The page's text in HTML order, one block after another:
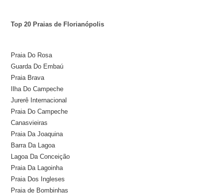
Top 20 Praias de Florianópolis
Praia Do Rosa
Guarda Do Embaú
Praia Brava
Ilha Do Campeche
Jurerê Internacional
Praia Do Campeche
Canasvieiras
Praia Da Joaquina
Barra Da Lagoa
Lagoa Da Conceição
Praia Da Lagoinha
Praia Dos Ingleses
Praia de Bombinhas